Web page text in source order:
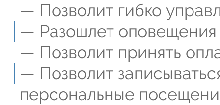
— Позволит гибко
— Разошлет оповещения
— Позволит принять
— Позволит
персональные